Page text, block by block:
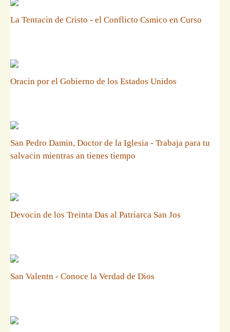
La Tentacin de Cristo - el Conflicto Csmico en Curso
Oracin por el Gobierno de los Estados Unidos
San Pedro Damin, Doctor de la Iglesia - Trabaja para tu
salvacin mientras an tienes tiempo
Devocin de los Treinta Das al Patriarca San Jos
San Valentn - Conoce la Verdad de Dios